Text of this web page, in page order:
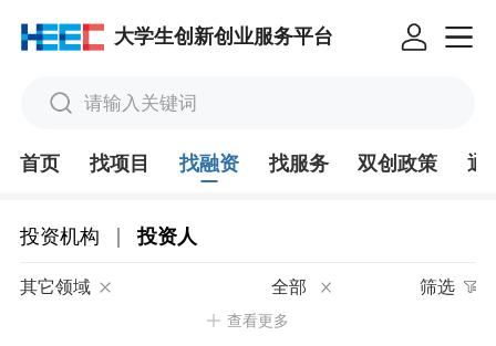
大学生创新创业服务平台
请输入关键词
首页 找项目 找融资 找服务 双创政策 通
投资机构 | 投资人
其它领域 全部 筛选
查看更多